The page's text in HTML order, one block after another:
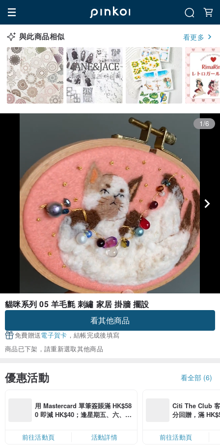
與此商品相似 看更多
1/6
貓咪系列 05 羊毛氈 刺繡 家居 掛牆 擺設
看其他商品
免費贈送電子賀卡 ，結帳完成後填寫
商品已下架，請重新選取其他商品
優惠活動 看全部 (6)
用 Mastercard 單筆簽賬滿 HK$58
0 即減 HK$40；逢星期五、六、日
限，額滿即止，僅限「常用信用
卡」結帳）
前往活動頁 活動詳情
Citi The Club
分回贈，滿
前往活動頁